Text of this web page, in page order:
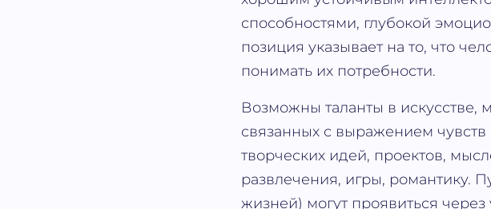
способностями, глубокой
позиция указывает на то, что
понимать их потребности.
Возможны таланты в искусстве,
связанных с выражением чувств
творческих идей, проектов,
развлечения, игры, романтику.
жизней) могут проявиться